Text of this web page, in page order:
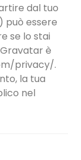
dal tuo
può essere
se lo stai
è
privacy/.
la tua
nel